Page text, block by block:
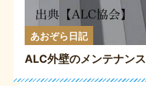
あおぞら日記
ALC外壁のメンテナンス